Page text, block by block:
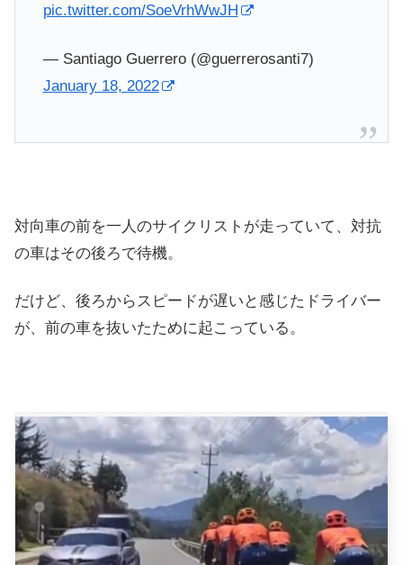
pic.twitter.com/SoeVrhWwJH
— Santiago Guerrero (@guerrerosanti7)
January 18, 2022
対向車の前を一人のサイクリストが走っていて、対抗
の車はその後ろで待機。
だけど、後ろからスピードが遅いと感じたドライバー
が、前の車を抜いたために起こっている。